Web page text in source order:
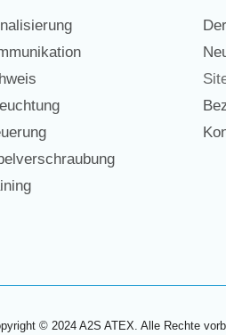
© 2024 A2S ATEX. Alle Rechte